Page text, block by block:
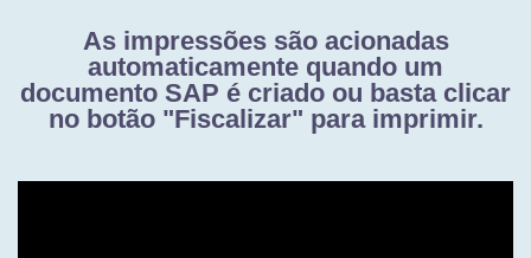
As impressões são acionadas
automaticamente quando um
documento SAP é criado ou basta clicar
no botão "Fiscalizar" para imprimir.